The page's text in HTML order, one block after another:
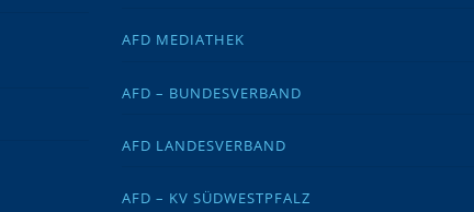
AFD MEDIATHEK
AFD – BUNDESVERBAND
AFD LANDESVERBAND
AFD – KV SÜDWESTPFALZ